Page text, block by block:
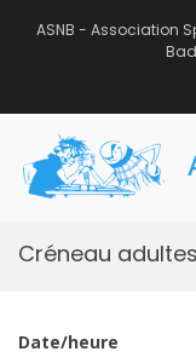
ASNB - Association
Créneau
Date/heure